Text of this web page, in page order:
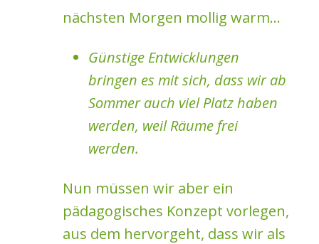
nächsten Morgen mollig warm...
Günstige Entwicklungen
bringen es mit sich, dass wir ab
Sommer auch viel Platz haben
werden, weil Räume frei
werden.
Nun müssen wir aber ein
pädagogisches Konzept vorlegen,
aus dem hervorgeht, dass wir als